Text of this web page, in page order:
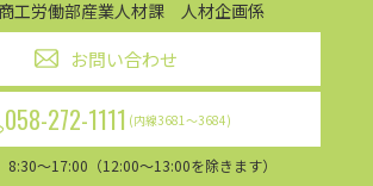
工労働部産業人材課 人材企画係
お問い合わせ
058-272-1111 (内線3681～3684)
～17:00（12:00～13:00を除きます）